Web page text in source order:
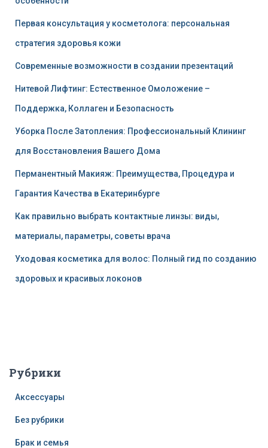
Первая консультация у косметолога: персональная
стратегия здоровья кожи
Современные возможности в создании презентаций
Нитевой Лифтинг: Естественное Омоложение –
Поддержка, Коллаген и Безопасность
Уборка После Затопления: Профессиональный Клининг
для Восстановления Вашего Дома
Перманентный Макияж: Преимущества, Процедура и
Гарантия Качества в Екатеринбурге
Как правильно выбрать контактные линзы: виды,
материалы, параметры, советы врача
Уходовая косметика для волос: Полный гид по созданию
здоровых и красивых локонов
Рубрики
Аксессуары
Без рубрики
Брак и семья